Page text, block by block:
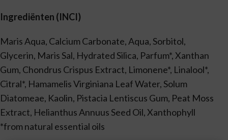
Ingrediënten (INCI)
Maris Aqua, Calcium Carbonate, Aqua, Sorbitol,
Glycerin, Maris Sal, Hydrated Silica, Parfum*, Xanthan
Gum, Chondrus Crispus Extract, Limonene*, Linalool*,
Citral*, Hamamelis Virginiana Leaf Water, Solum
Diatomeae, Kaolin, Pistacia Lentiscus Gum, Peat Moss
Extract, Helianthus Annuus Seed Oil, Xanthophyll
*from natural essential oils